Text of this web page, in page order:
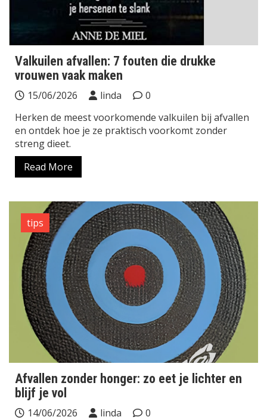
Valkuilen afvallen: 7 fouten die drukke
vrouwen vaak maken
15/06/2026 linda
0
Herken de meest voorkomende valkuilen bij afvallen
en ontdek hoe je ze praktisch voorkomt zonder
streng dieet.
Read More
tips
Afvallen zonder honger: zo eet je lichter en
blijf je vol
14/06/2026 linda
0